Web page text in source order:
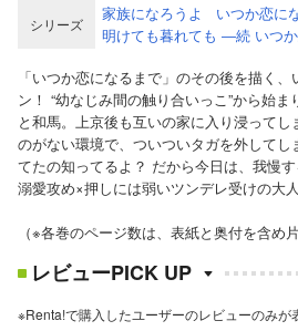
シリーズ
家族になろうよ いつか恋に
明けても暮れても ―続 いつ
「いつか恋になるまで」のその後を描く
ン！ “幼なじみ間の触り合いっこ”から始
と和馬。上京後も互いの家に入り浸って
のがない環境で、ついついタガを外して
てたの知ってるよ？ だから今日は、我慢
溺愛攻め×押しには弱いツンデレ受けの大
（※各巻のページ数は、表紙と奥付を含め
レビューPICK UP
※Renta!で購入したユーザーのレビューのみが